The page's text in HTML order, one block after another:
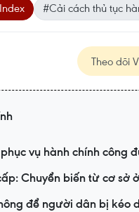
#Cải cách thủ tục
Theo dõi
vụ hành chính công
Chuyển biến từ cơ sở ở
để người dân bị kéo